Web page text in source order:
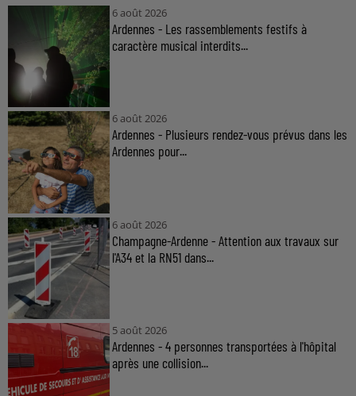
6 août 2026
Ardennes - Les rassemblements festifs à
caractère musical interdits...
6 août 2026
Ardennes - Plusieurs rendez-vous prévus dans les
Ardennes pour...
6 août 2026
Champagne-Ardenne - Attention aux travaux sur
l'A34 et la RN51 dans...
5 août 2026
Ardennes - 4 personnes transportées à l'hôpital
après une collision...